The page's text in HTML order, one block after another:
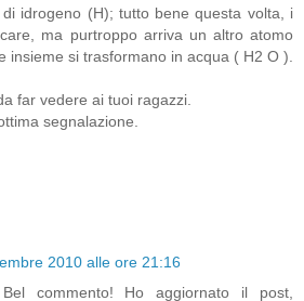
idrogeno (H); tutto bene questa volta, i
ma purtroppo arriva un altro atomo
insieme si trasformano in acqua ( H2 O ).
far vedere ai tuoi ragazzi.
segnalazione.
2010 alle ore 21:16
commento! Ho aggiornato il post,